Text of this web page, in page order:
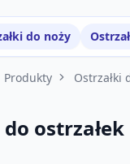
do noży
Produkty Ostrzałki
ostrzałek